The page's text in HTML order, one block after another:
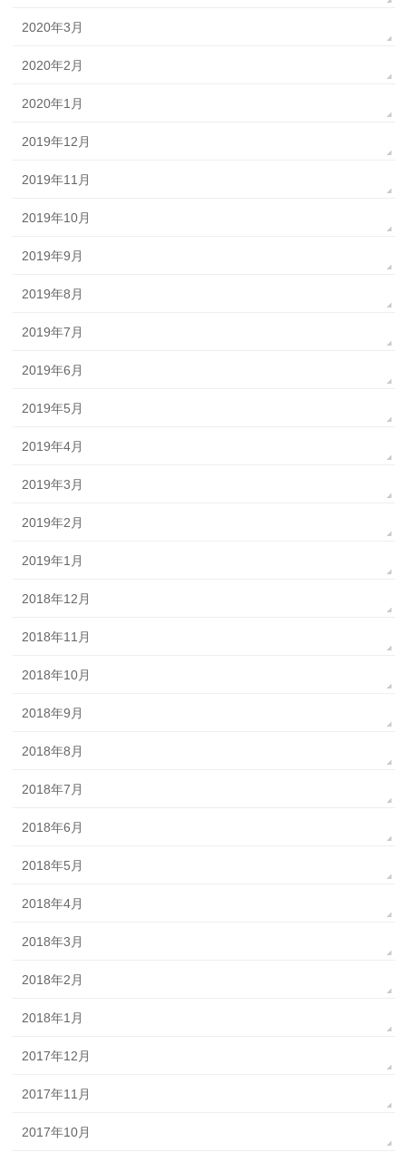
2020年3月
2020年2月
2020年1月
2019年12月
2019年11月
2019年10月
2019年9月
2019年8月
2019年7月
2019年6月
2019年5月
2019年4月
2019年3月
2019年2月
2019年1月
2018年12月
2018年11月
2018年10月
2018年9月
2018年8月
2018年7月
2018年6月
2018年5月
2018年4月
2018年3月
2018年2月
2018年1月
2017年12月
2017年11月
2017年10月